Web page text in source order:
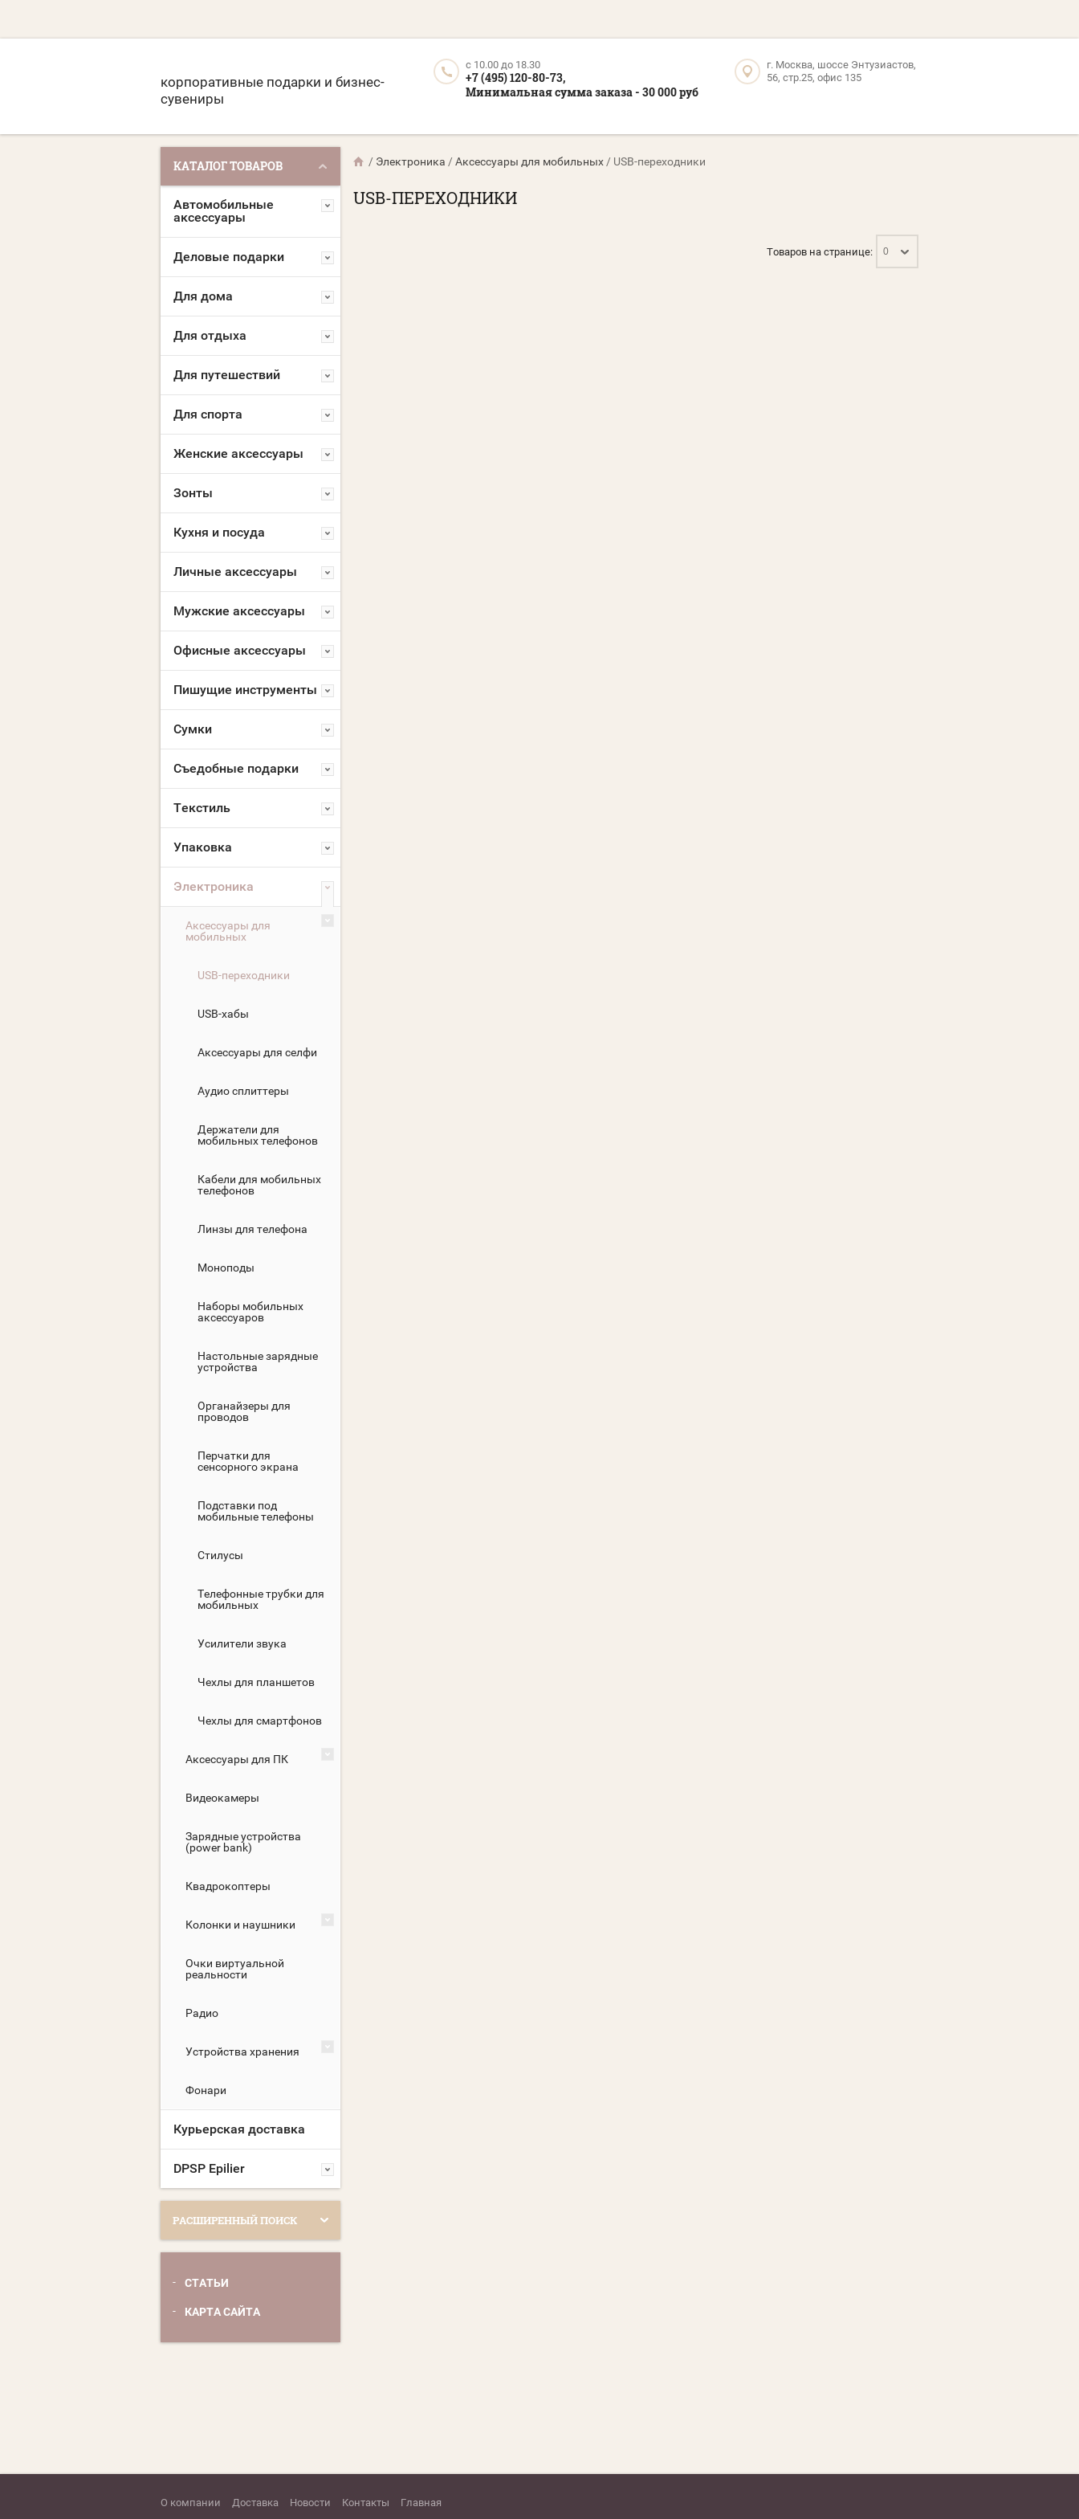
корпоративные подарки и бизнес-
сувениры
c 10.00 до 18.30
+7 (495) 120-80-73,
Минимальная сумма заказа - 30 000 руб
г. Москва, шоссе Энтузиастов,
56, стр.25, офис 135
КАТАЛОГ ТОВАРОВ
Автомобильные
аксессуары
Деловые подарки
Для дома
Для отдыха
Для путешествий
Для спорта
Женские аксессуары
Зонты
Кухня и посуда
Личные аксессуары
Мужские аксессуары
Офисные аксессуары
Пишущие инструменты
Сумки
Съедобные подарки
Текстиль
Упаковка
Электроника
Аксессуары для
мобильных
USB-переходники
USB-хабы
Аксессуары для селфи
Аудио сплиттеры
Держатели для
мобильных телефонов
Кабели для мобильных
телефонов
Линзы для телефона
Моноподы
Наборы мобильных
аксессуаров
Настольные зарядные
устройства
Органайзеры для
проводов
Перчатки для
сенсорного экрана
Подставки под
мобильные телефоны
Стилусы
Телефонные трубки для
мобильных
Усилители звука
Чехлы для планшетов
Чехлы для смартфонов
Аксессуары для ПК
Видеокамеры
Зарядные устройства
(power bank)
Квадрокоптеры
Колонки и наушники
Очки виртуальной
реальности
Радио
Устройства хранения
Фонари
Курьерская доставка
DPSP Epilier
РАСШИРЕННЫЙ ПОИСК
СТАТЬИ
КАРТА САЙТА
/ Электроника /Аксессуары для мобильных / USB-переходники
USB-ПЕРЕХОДНИКИ
Товаров на странице: 0
О компании Доставка Новости Контакты Главная